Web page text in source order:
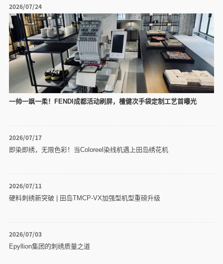
2026/07/24
一帅一飒一柔！FENDI成都活动刷屏，檀健次手袋定制工艺首曝光
2026/07/17
即染即绣，无限色彩！当Coloreel染线机遇上田岛绣花机
2026/07/11
硬料刺绣新突破 | 田岛TMCP-VX加强型机型重磅升级
2026/07/03
Epyllion集团的刺绣质量之道